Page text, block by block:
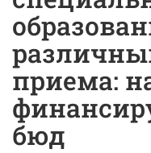
приема:
бюд